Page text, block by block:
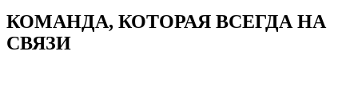
КОМАНДА, КОТОРАЯ ВСЕГДА НА
СВЯЗИ